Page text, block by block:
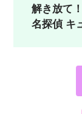
解き放て
名探偵 キ